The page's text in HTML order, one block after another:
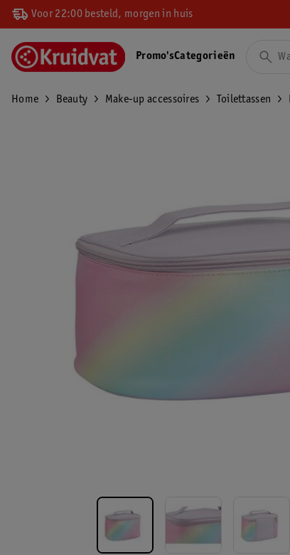
Voor 22:00 besteld, morgen in huis
Promo'sCategorieën
Home Beauty Make-up accessoires Toilettassen